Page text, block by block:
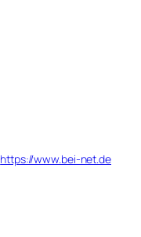
https://www.bei-net.de